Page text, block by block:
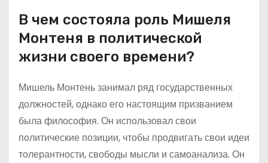
В чем состояла роль Мишеля
Монтеня в политической
жизни своего времени?
Мишель Монтень занимал ряд государственных
должностей, однако его настоящим призванием
была философия. Он использовал свои
политические позиции, чтобы продвигать свои идеи
толерантности, свободы мысли и самоанализа. Он